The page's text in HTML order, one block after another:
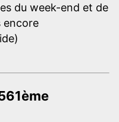
du week-end et de
encore